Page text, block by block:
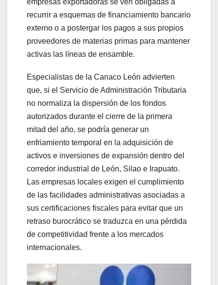
empresas exportadoras se ven obligadas a
recurrir a esquemas de financiamiento bancario
externo o a postergar los pagos a sus propios
proveedores de materias primas para mantener
activas las líneas de ensamble.
Especialistas de la Canaco León advierten
que, si el Servicio de Administración Tributaria
no normaliza la dispersión de los fondos
autorizados durante el cierre de la primera
mitad del año, se podría generar un
enfriamiento temporal en la adquisición de
activos e inversiones de expansión dentro del
corredor industrial de León, Silao e Irapuato.
Las empresas locales exigen el cumplimiento
de las facilidades administrativas asociadas a
sus certificaciones fiscales para evitar que un
retraso burocrático se traduzca en una pérdida
de competitividad frente a los mercados
internacionales.